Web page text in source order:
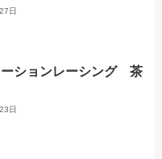
日
ーションレーシング 茶
日